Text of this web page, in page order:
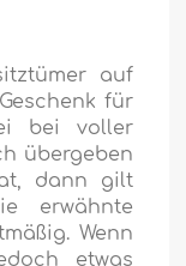
auf
für
bei voller
übergeben
dann gilt
erwähnte
Wenn
etwas